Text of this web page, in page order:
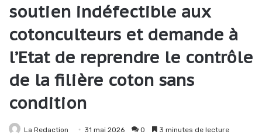
soutien indéfectible aux
cotonculteurs et demande à
l’Etat de reprendre le contrôle
de la filière coton sans
condition
La Redaction 31 mai 2026 0 3 minutes de lecture